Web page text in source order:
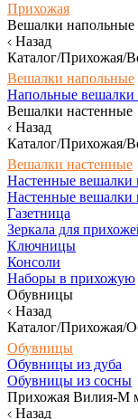
Прихожая
Вешалки напольные
Назад
Каталог/Прихожая/
Вешалки напольные
Напольные вешалки
Вешалки настенные
Назад
Каталог/Прихожая/
Вешалки настенные
Настенные вешалки
Настенные вешалки
Газетница
Зеркала для
Ключницы
Консоли
Наборы в прихожую
Обувницы
Назад
Каталог/Прихожая/
Обувницы
Обувницы из дуба
Обувницы из сосны
Прихожая Вилия-М
Назад